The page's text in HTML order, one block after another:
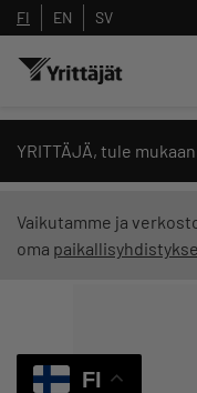
FI EN SV
YRITTÄJÄ, tule
Vaikutamme ja
oma
FI
Hae sivustolta
Yrittäjien